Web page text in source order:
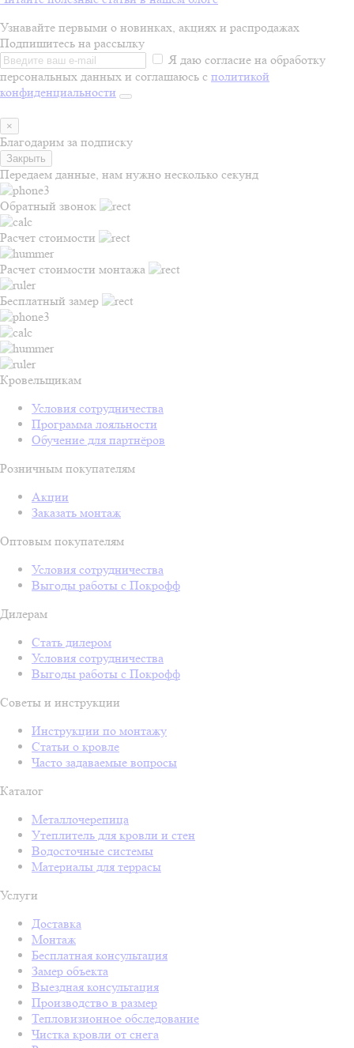
Узнавайте первыми о новинках, акциях и распродажах
Подпишитесь на рассылку
Я даю согласие на обработку
персональных данных и соглашаюсь с политикой
конфиденциальности
×
Благодарим за подписку
Закрыть
Передаем данные, нам нужно несколько секунд
Обратный звонок
Расчет стоимости
Расчет стоимости монтажа
Бесплатный замер
Кровельщикам
Условия сотрудничества
Программа лояльности
Обучение для партнёров
Розничным покупателям
Акции
Заказать монтаж
Оптовым покупателям
Условия сотрудничества
Выгоды работы с Покрофф
Дилерам
Стать дилером
Условия сотрудничества
Выгоды работы с Покрофф
Советы и инструкции
Инструкции по монтажу
Статьи о кровле
Часто задаваемые вопросы
Каталог
Металлочерепица
Утеплитель для кровли и стен
Водосточные системы
Материалы для террасы
Услуги
Доставка
Монтаж
Бесплатная консультация
Замер объекта
Выездная консультация
Производство в размер
Тепловизионное обследование
Чистка кровли от снега